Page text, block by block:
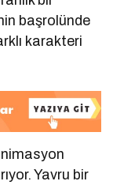
başrolünde
karakteri
Yavru bir